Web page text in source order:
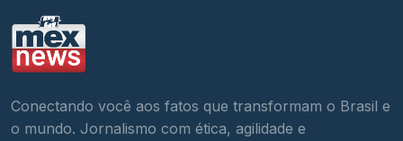
Conectando você aos fatos que transformam o Brasil e
o mundo. Jornalismo com ética, agilidade e